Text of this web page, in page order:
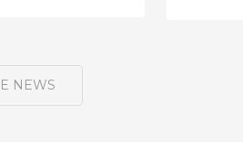
NEWS